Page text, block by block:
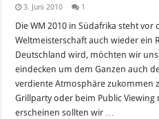
3. Juni 2010 1
Die WM 2010 in Südafrika steht
Weltmeisterschaft auch wieder ein
Deutschland wird, möchten wir
eindecken um dem Ganzen auch
verdiente Atmosphäre zukommen
Grillparty oder beim Public
erscheinen sollten wir …